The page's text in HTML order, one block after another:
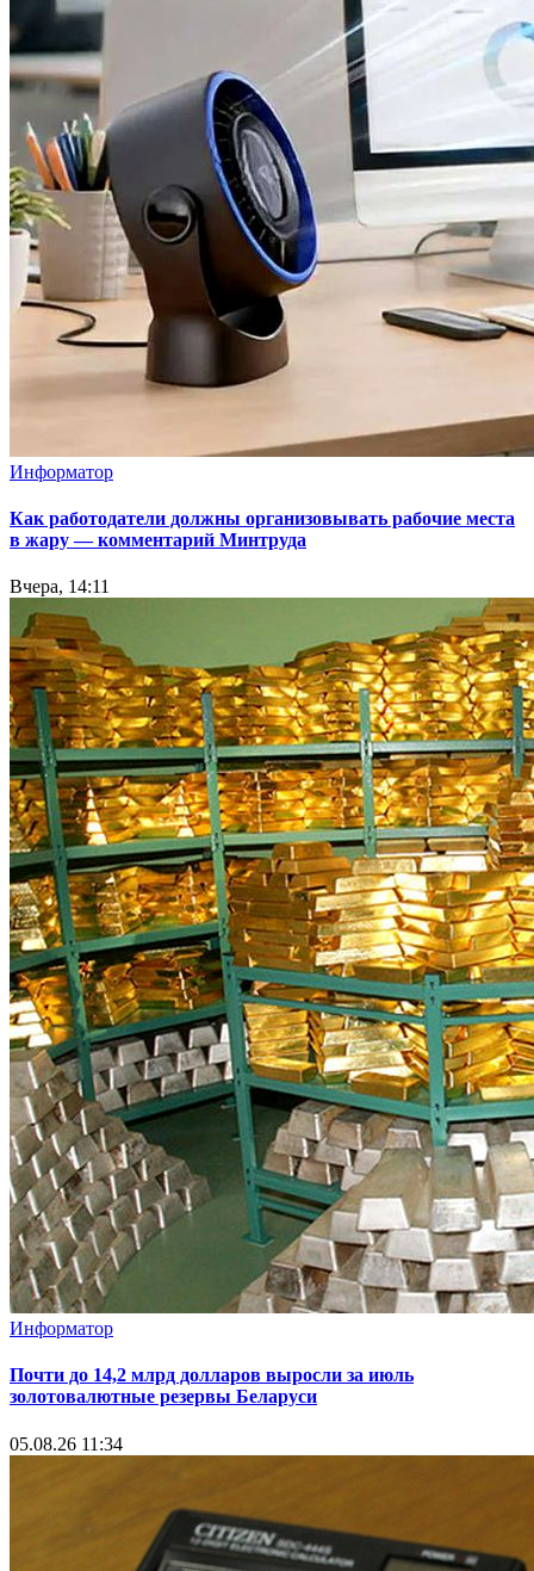
Информатор
Как работодатели должны организовывать рабочие места
в жару — комментарий Минтруда
Вчера, 14:11
Информатор
Почти до 14,2 млрд долларов выросли за июль
золотовалютные резервы Беларуси
05.08.26 11:34